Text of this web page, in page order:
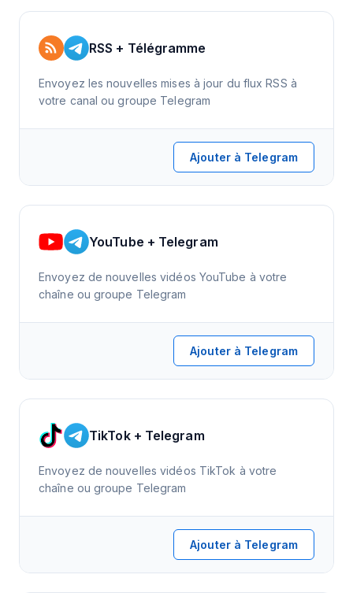
RSS + Télégramme
Envoyez les nouvelles mises à jour du flux RSS à
votre canal ou groupe Telegram
Ajouter à Telegram
YouTube + Telegram
Envoyez de nouvelles vidéos YouTube à votre
chaîne ou groupe Telegram
Ajouter à Telegram
TikTok + Telegram
Envoyez de nouvelles vidéos TikTok à votre
chaîne ou groupe Telegram
Ajouter à Telegram